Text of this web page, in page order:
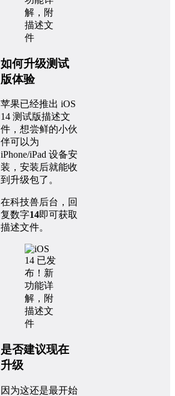
如何升级测试
版体验
苹果已经推出 iOS
14 测试版描述文
件，想尝鲜的小伙
伴可以为
iPhone/iPad 设备安
装，安装后就能收
到升级包了。
在科技兽后台，回
复数字14即可获取
描述文件。
是否建议现在
升级
因为这还是最开始